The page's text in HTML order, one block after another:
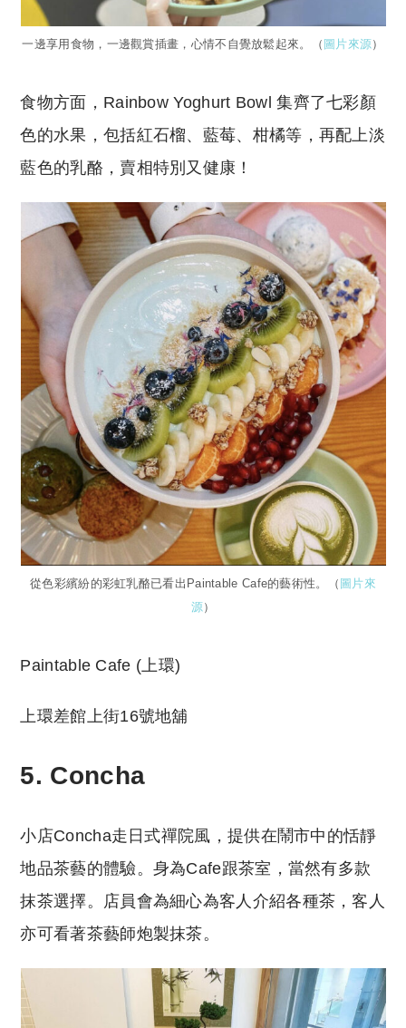
一邊享用食物，一邊觀賞插畫，心情不自覺放鬆起來。（ 圖片來源）
食物方面，Rainbow Yoghurt Bowl 集齊了七彩顏
色的水果，包括紅石榴、藍莓、柑橘等，再配上淡
藍色的乳酪，賣相特別又健康！
從色彩繽紛的彩虹乳酪已看出Paintable Cafe的藝術性。（ 圖片來
源）
Paintable Cafe (上環)
上環差館上街16號地舖
5. Concha
小店Concha走日式禪院風，提供在鬧市中的恬靜
地品茶藝的體驗。身為Cafe跟茶室，當然有多款
抹茶選擇。店員會為細心為客人介紹各種茶，客人
亦可看著茶藝師炮製抹茶。